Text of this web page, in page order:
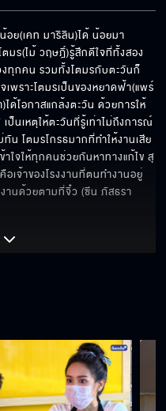
ยังว่าฉันลามกอีก
...เดี๋ยวโดนมีดบาด
ออยู่ทางโน้น
อย(เคท มาริลิน)ได้ น้อยมา
มร(ไม้ วฤษฎิ์)รู้สึกดีใจที่ทั้งสอง
งทุกคน รวมทั้งโตมรกับตะวันก็
พราะโตมรเป็นของหยาดฟ้า(แพร์
ด้โอกาสแกล้งตะวัน ด้วยการให้
ป็นเหตุให้ตะวันที่รู้เท่าไม่ถึงการณ์
น โตมรโกรธมากที่ทำให้งานเสีย
ใจให้ทุกคนช่วยกันหาทางแก้ไข สุ
เจ้าของโรงงานที่ตนทำงานอยู่
านด้วยตามที่จิ๋ว (ซีน ภัสธรา